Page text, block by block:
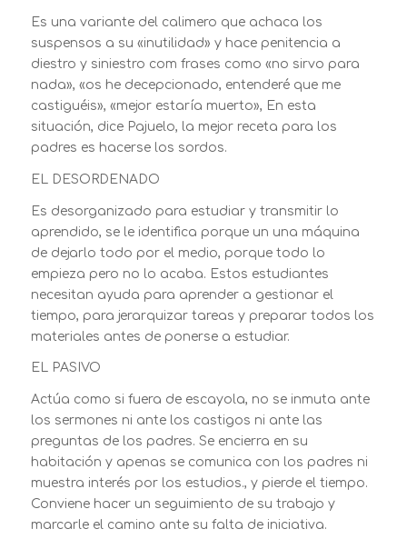
Es una variante del calimero que achaca los
suspensos a su «inutilidad» y hace penitencia a
diestro y siniestro com frases como «no sirvo para
nada», «os he decepcionado, entenderé que me
castiguéis», «mejor estaría muerto», En esta
situación, dice Pajuelo, la mejor receta para los
padres es hacerse los sordos.
EL DESORDENADO
Es desorganizado para estudiar y transmitir lo
aprendido, se le identifica porque un una máquina
de dejarlo todo por el medio, porque todo lo
empieza pero no lo acaba. Estos estudiantes
necesitan ayuda para aprender a gestionar el
tiempo, para jerarquizar tareas y preparar todos los
materiales antes de ponerse a estudiar.
EL PASIVO
Actúa como si fuera de escayola, no se inmuta ante
los sermones ni ante los castigos ni ante las
preguntas de los padres. Se encierra en su
habitación y apenas se comunica con los padres ni
muestra interés por los estudios., y pierde el tiempo.
Conviene hacer un seguimiento de su trabajo y
marcarle el camino ante su falta de iniciativa.